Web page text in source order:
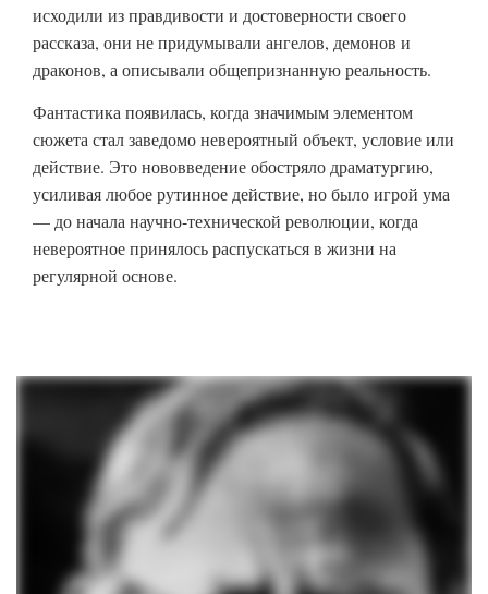
исходили из правдивости и достоверности своего
рассказа, они не придумывали ангелов, демонов и
драконов, а описывали общепризнанную реальность.
Фантастика появилась, когда значимым элементом
сюжета стал заведомо невероятный объект, условие или
действие. Это нововведение обостряло драматургию,
усиливая любое рутинное действие, но было игрой ума
— до начала научно-технической революции, когда
невероятное принялось распускаться в жизни на
регулярной основе.